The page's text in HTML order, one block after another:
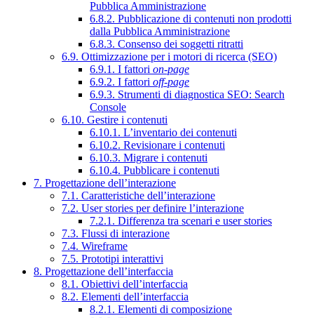
Pubblica Amministrazione
6.8.2. Pubblicazione di contenuti non prodotti
dalla Pubblica Amministrazione
6.8.3. Consenso dei soggetti ritratti
6.9. Ottimizzazione per i motori di ricerca (SEO)
6.9.1. I fattori on-page
6.9.2. I fattori off-page
6.9.3. Strumenti di diagnostica SEO: Search
Console
6.10. Gestire i contenuti
6.10.1. L’inventario dei contenuti
6.10.2. Revisionare i contenuti
6.10.3. Migrare i contenuti
6.10.4. Pubblicare i contenuti
7. Progettazione dell’interazione
7.1. Caratteristiche dell’interazione
7.2. User stories per definire l’interazione
7.2.1. Differenza tra scenari e user stories
7.3. Flussi di interazione
7.4. Wireframe
7.5. Prototipi interattivi
8. Progettazione dell’interfaccia
8.1. Obiettivi dell’interfaccia
8.2. Elementi dell’interfaccia
8.2.1. Elementi di composizione